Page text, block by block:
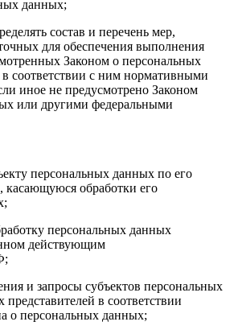
данных;
состав и перечень мер,
для обеспечения выполнения
Законом о персональных
соответствии с ним нормативными
иное не предусмотрено Законом
или другими федеральными
персональных данных по его
обработки его
персональных данных
действующим
и запросы субъектов персональных
в соответствии
о персональных данных;